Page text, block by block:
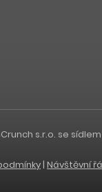
s.r.o. se sídlem
| Návštěvní